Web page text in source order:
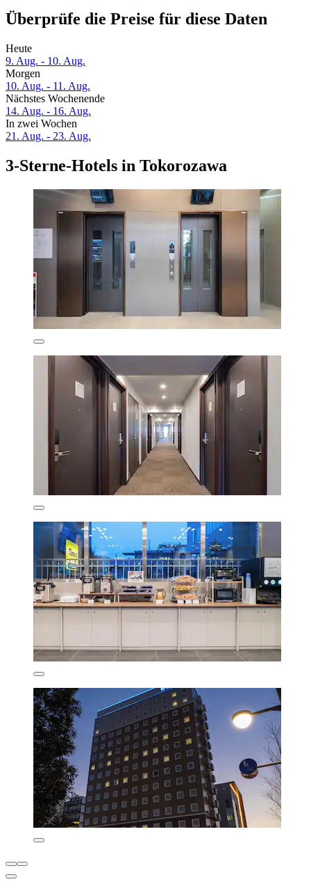
Überprüfe die Preise für diese Daten
Heute
9. Aug. - 10. Aug.
Morgen
10. Aug. - 11. Aug.
Nächstes Wochenende
14. Aug. - 16. Aug.
In zwei Wochen
21. Aug. - 23. Aug.
3-Sterne-Hotels in Tokorozawa